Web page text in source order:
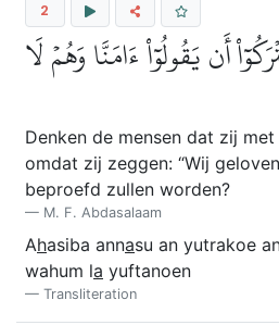
2
أَن يَقُولُوٓاْ ءَامَنَّا وَهُمۡ لَا
Denken de mensen dat zij
omdat zij zeggen: “Wij
beproefd zullen worden?
M. F. Abdasalaam
Ahasiba annasu an yutrakoe
wahum la yuftanoen
Transliteration